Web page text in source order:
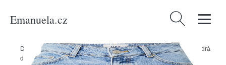
Emanuela.cz Vyhledávání
Domů /Produkty/Ženy/Oblečení/Džíny/Džíny 'Lisbon' JJXX modrá
džínovina